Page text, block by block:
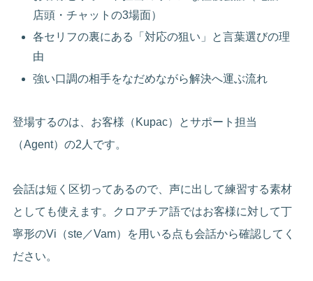
店頭・チャットの3場面）
各セリフの裏にある「対応の狙い」と言葉選びの理
由
強い口調の相手をなだめながら解決へ運ぶ流れ
登場するのは、お客様（Kupac）とサポート担当
（Agent）の2人です。
会話は短く区切ってあるので、声に出して練習する素材
としても使えます。クロアチア語ではお客様に対して丁
寧形のVi（ste／Vam）を用いる点も会話から確認してく
ださい。